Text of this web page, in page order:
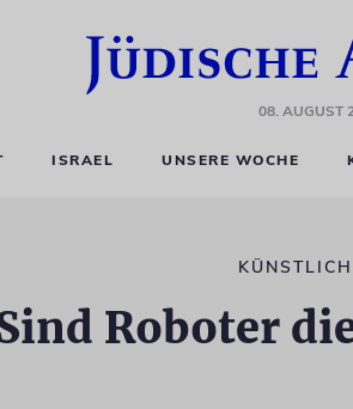
08. AUGUST
ISRAEL UNSERE WOCHE
Roboter